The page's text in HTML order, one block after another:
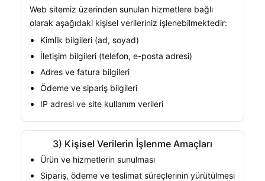
Web sitemiz üzerinden sunulan hizmetlere bağlı
olarak aşağıdaki kişisel verileriniz işlenebilmektedir:
Kimlik bilgileri (ad, soyad)
İletişim bilgileri (telefon, e-posta adresi)
Adres ve fatura bilgileri
Ödeme ve sipariş bilgileri
IP adresi ve site kullanım verileri
3) Kişisel Verilerin İşlenme Amaçları
Ürün ve hizmetlerin sunulması
Sipariş, ödeme ve teslimat süreçlerinin yürütülmesi